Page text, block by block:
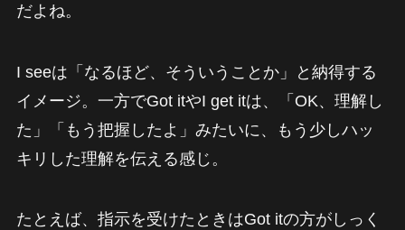
だよね。
I seeは「なるほど、そういうことか」と納得する
イメージ。一方でGot itやI get itは、「OK、理解し
た」「もう把握したよ」みたいに、もう少しハッ
キリした理解を伝える感じ。
たとえば、指示を受けたときはGot itの方がしっく